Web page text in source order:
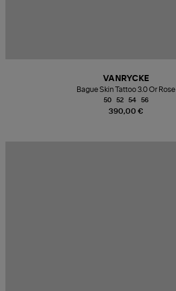
390,00 €
VANRYCKE
Bague Skin Tattoo 3.0 Or Rose
50 52 54 56